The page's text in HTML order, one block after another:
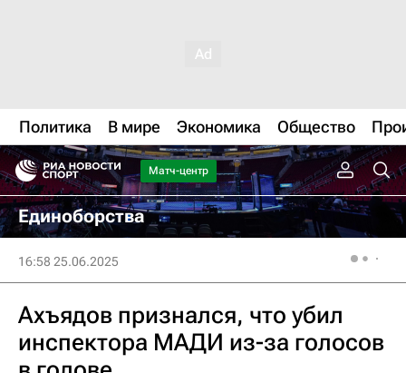
Политика В мире Экономика Общество
Матч-центр
Единоборства
16:58 25.06.2025
Ахъядов признался, что убил
инспектора МАДИ из-за голосов